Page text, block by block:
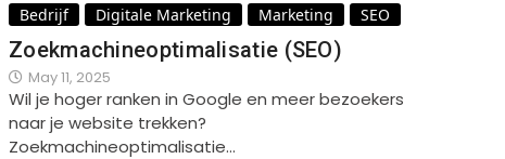
Bedrijf Digitale Marketing Marketing SEO
Zoekmachineoptimalisatie (SEO)
May 11, 2025
Wil je hoger ranken in Google en meer bezoekers
naar je website trekken?
Zoekmachineoptimalisatie…